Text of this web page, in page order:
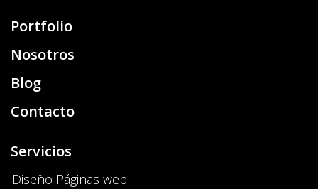
Portfolio
Nosotros
Blog
Contacto
Servicios
Diseño Páginas web